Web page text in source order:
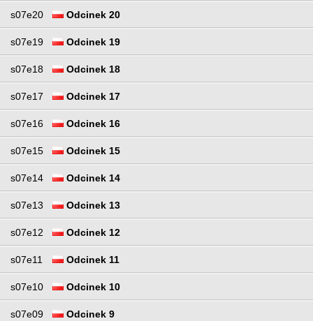
s07e20 Odcinek 20
s07e19 Odcinek 19
s07e18 Odcinek 18
s07e17 Odcinek 17
s07e16 Odcinek 16
s07e15 Odcinek 15
s07e14 Odcinek 14
s07e13 Odcinek 13
s07e12 Odcinek 12
s07e11 Odcinek 11
s07e10 Odcinek 10
s07e09 Odcinek 9